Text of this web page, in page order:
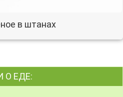
в штанах
О ЕДЕ: